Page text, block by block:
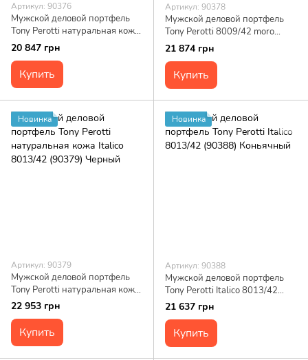
Артикул: 90376
Мужской деловой портфель
Tony Perotti натуральная кожа
Italico 8008/40 (90376)
Коричневый
20 847 грн
Купить
Артикул: 90378
Мужской деловой портфель
Tony Perotti 8009/42 moro
(90378) Коричневый
21 874 грн
Купить
Новинка
Артикул: 90379
Мужской деловой портфель
Tony Perotti натуральная кожа
Italico 8013/42 (90379)
22 953 грн
Купить
Новинка
Артикул: 90388
Мужской деловой портфель
Tony Perotti Italico 8013/42
(90388) Коньячный
21 637 грн
Купить